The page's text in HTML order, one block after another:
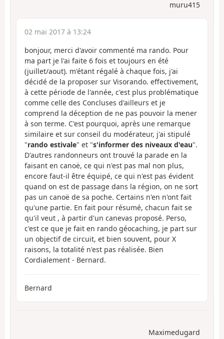
muru415
02 mai 2017 à 13:24
bonjour, merci d'avoir commenté ma rando. Pour
ma part je l'ai faite 6 fois et toujours en été
(juillet/aout). m'étant régalé à chaque fois, j'ai
décidé de la proposer sur Visorando. effectivement,
à cette période de l'année, c'est plus problématique
comme celle des Concluses d'ailleurs et je
comprend la déception de ne pas pouvoir la mener
à son terme. C'est pourquoi, après une remarque
similaire et sur conseil du modérateur, j'ai stipulé
"rando estivale" et "s'informer des niveaux d'eau".
D'autres randonneurs ont trouvé la parade en la
faisant en canoë, ce qui n'est pas mal non plus,
encore faut-il être équipé, ce qui n'est pas évident
quand on est de passage dans la région, on ne sort
pas un canoë de sa poche. Certains n'en n'ont fait
qu'une partie. En fait pour résumé, chacun fait se
qu'il veut , à partir d'un canevas proposé. Perso,
c'est ce que je fait en rando géocaching, je part sur
un objectif de circuit, et bien souvent, pour X
raisons, la totalité n'est pas réalisée. Bien
Cordialement - Bernard.
Bernard
Maximedugard